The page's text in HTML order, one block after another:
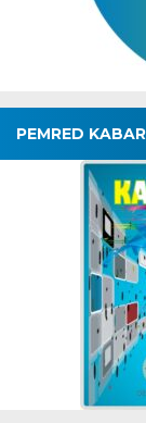
PEMRED